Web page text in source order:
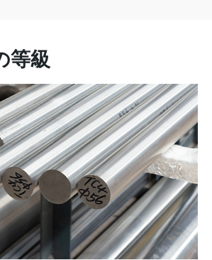
等級